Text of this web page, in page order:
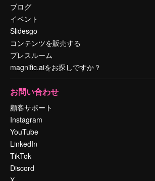
ブログ
イベント
Slidesgo
コンテンツを販売する
プレスルーム
magnific.aiをお探しですか？
お問い合わせ
顧客サポート
Instagram
YouTube
LinkedIn
TikTok
Discord